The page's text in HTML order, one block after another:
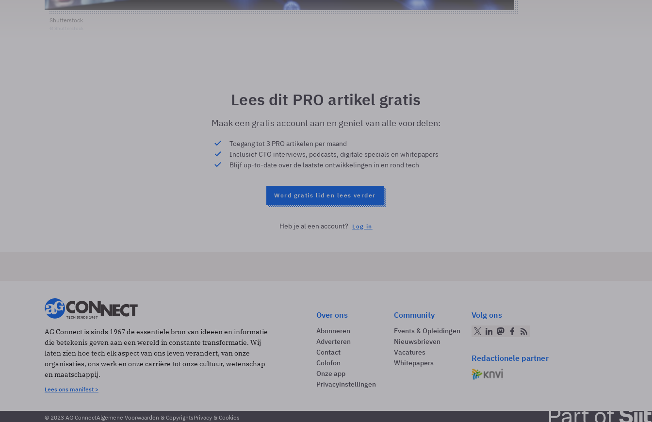
Shutterstock
Lees dit PRO artikel gratis
Maak een gratis account aan en geniet van alle voordelen:
Toegang tot 3 PRO artikelen per maand
Inclusief CTO interviews, podcasts, digitale specials en whitepapers
Blijf up-to-date over de laatste ontwikkelingen in en rond tech
Word gratis lid en lees verder
Heb je al een account? Log in
AG Connect is sinds 1967 de essentiële bron van ideeën en informatie
die betekenis geven aan een wereld in constante transformatie. Wij
laten zien hoe tech elk aspect van ons leven verandert, van onze
organisaties, ons werk en onze carrière tot onze cultuur, wetenschap
en maatschappij.
Lees ons manifest >
Over ons
Abonneren
Adverteren
Contact
Colofon
Onze app
Privacyinstellingen
Community
Events & Opleidingen
Nieuwsbrieven
Vacatures
Whitepapers
Volg ons
Redactionele partner
© 2023 AG ConnectAlgemene Voorwaarden & CopyrightsPrivacy & Cookies